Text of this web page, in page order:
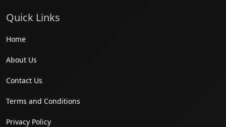
Quick Links
Home
About Us
Contact Us
Terms and Conditions
Privacy Policy